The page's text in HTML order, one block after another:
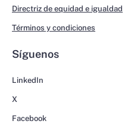
Directriz de equidad e igualdad
Términos y condiciones
Síguenos
LinkedIn
X
Facebook